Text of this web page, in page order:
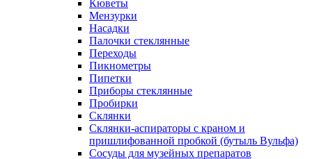
Кюветы
Мензурки
Насадки
Палочки стеклянные
Переходы
Пикнометры
Пипетки
Приборы стеклянные
Пробирки
Склянки
Склянки-аспираторы с краном и
пришлифованной пробкой (бутыль Вульфа)
Сосуды для музейных препаратов